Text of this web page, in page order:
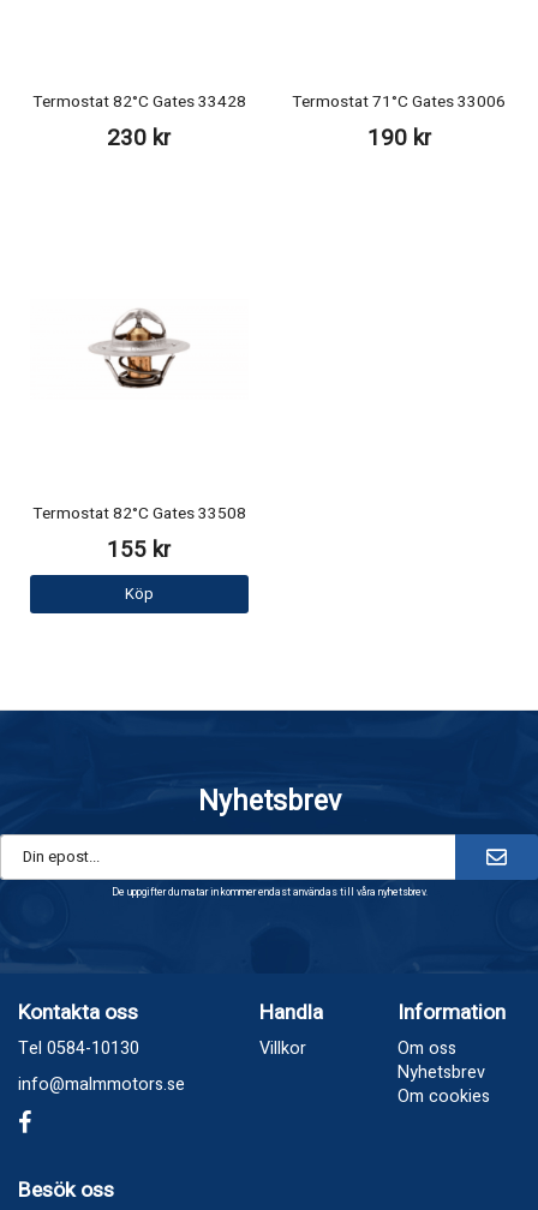
Termostat 82°C Gates 33428
230 kr
Termostat 71°C Gates 33006
190 kr
Termostat 82°C Gates 33508
155 kr
Köp
Nyhetsbrev
De uppgifter du matar in kommer endast användas till våra nyhetsbrev.
Kontakta oss
Tel 0584-10130
info@malmmotors.se
Handla
Villkor
Information
Om oss
Nyhetsbrev
Om cookies
Besök oss